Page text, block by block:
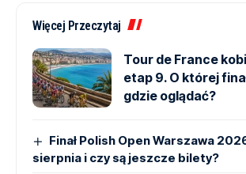
Więcej Przeczytaj
Tour de France
etap 9. O której
gdzie oglądać?
Finał Polish Open Warszawa
sierpnia i czy są jeszcze bilety?